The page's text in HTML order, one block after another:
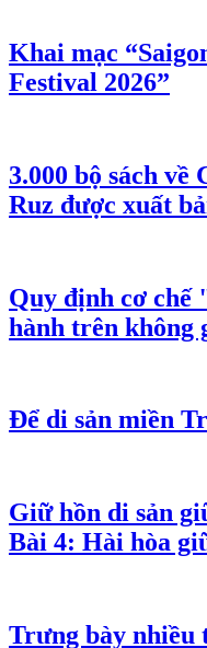
Khai mạc
Festival 2026”
3.000 bộ sách
Ruz được xuất
Quy định cơ
hành trên không
Để di sản miền
Giữ hồn di sản
Bài 4: Hài hòa
Trưng bày nhiều